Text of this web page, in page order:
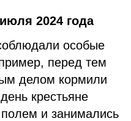
2024 года
особые
перед тем
делом кормили
крестьяне
и занимались